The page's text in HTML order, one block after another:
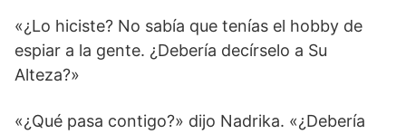
«¿Lo hiciste? No sabía que tenías el hobby de
espiar a la gente. ¿Debería decírselo a Su
Alteza?»
«¿Qué pasa contigo?» dijo Nadrika. «¿Debería